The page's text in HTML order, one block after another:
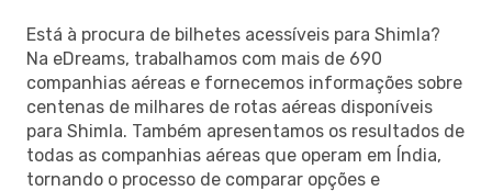
Está à procura de bilhetes acessíveis para Shimla?
Na eDreams, trabalhamos com mais de 690
companhias aéreas e fornecemos informações sobre
centenas de milhares de rotas aéreas disponíveis
para Shimla. Também apresentamos os resultados de
todas as companhias aéreas que operam em Índia,
tornando o processo de comparar opções e